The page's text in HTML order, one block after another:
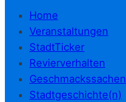
Home
Veranstaltungen
StadtTicker
Revierverhalten
Geschmackssachen
Stadtgeschichte(n)